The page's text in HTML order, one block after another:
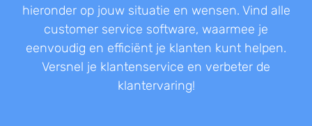
Debiteurenbeheer
Incasso
Declaraties
hieronder op jouw situatie en wensen. Vind alle
customer service software, waarmee je
eenvoudig en efficiënt je klanten kunt helpen.
Versnel je klantenservice en verbeter de
klantervaring!